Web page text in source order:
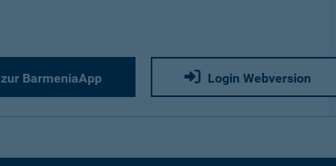
zur BarmeniaApp Login Webversion